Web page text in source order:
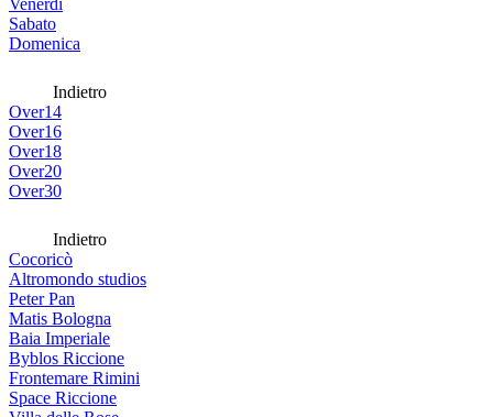
Venerdì
Sabato
Domenica
Indietro
Over14
Over16
Over18
Over20
Over30
Indietro
Cocoricò
Altromondo studios
Peter Pan
Matis Bologna
Baia Imperiale
Byblos Riccione
Frontemare Rimini
Space Riccione